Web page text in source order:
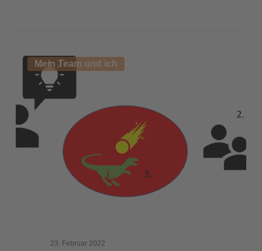
Kollegiale
Fallberatung+
Mein Team und ich
23. Februar 2022